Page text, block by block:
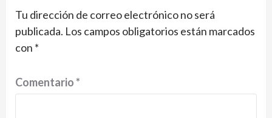
Tu dirección de correo electrónico no será
publicada. Los campos obligatorios están marcados
con *
Comentario*